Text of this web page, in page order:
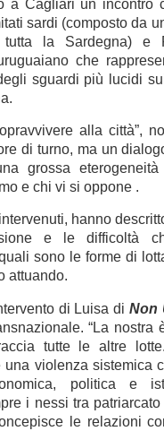
a Cagliari un incontro
sardi (composto da
la Sardegna) e
che
sguardi più lucidi
alla città”,
di turno, ma un
grossa
e chi vi si oppone .
hanno
e le difficoltà
sono le forme di
attuando.
di Luisa di Non
“La nostra
tutte le altre
violenza sistemica
politica e
i nessi tra
le relazioni